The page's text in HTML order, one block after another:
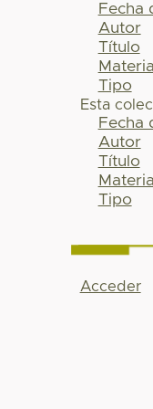
Fecha
Autor
Título
Materia
Tipo
Esta
Fecha
Autor
Título
Materia
Tipo
Acceder